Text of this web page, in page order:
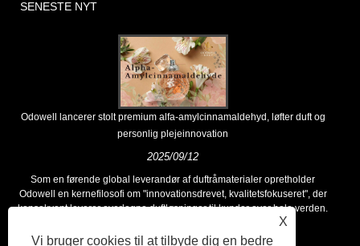
SENESTE NYT
Odowell lancerer stolt premium alfa-amylcinnamaldehyd, løfter duft og
personlig plejeinnovation
2025/09/12
Som en førende global leverandør af duftråmaterialer opretholder
Odowell en kernefilosofi om "innovationsdrevet, kvalitetsfokuseret", der
konsekvent leverer overlegne duftløsninger til kunder over hele verden.
X
Vi bruger cookies til at tilbyde dig en bedre